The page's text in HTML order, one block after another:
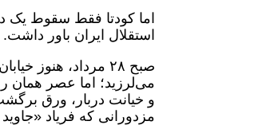
اما کودتا فقط سقوط یک
استقلال ایران باور داشت.
صبح ۲۸ مرداد،
و خیانت دربار، ورق
مزدورانی که فریاد